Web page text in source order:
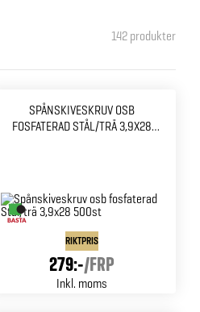
142produkter
SPÅNSKIVESKRUV OSB
FOSFATERAD STÅL/TRÄ 3,9X28
RIKTPRIS
279:-/FRP
Inkl. moms